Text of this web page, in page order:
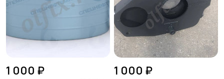
1 000 ₽ 1 000 ₽